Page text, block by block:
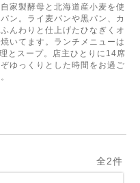
家製酵母と北海道産小麦を使
ン。ライ麦パンや黒パン、カ
んわりと仕上げたひなぎくオ
いてます。ランチメニューは
とスープ。店主ひとりに14席
ゆっくりとした時間をお過ご
全2件